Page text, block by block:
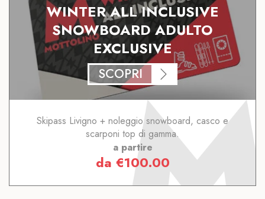
WINTER ALL INCLUSIVE
SNOWBOARD ADULTO
EXCLUSIVE
SCOPRI
Skipass Livigno + noleggio snowboard, casco e
scarponi top di gamma.
a partire
da €100.00